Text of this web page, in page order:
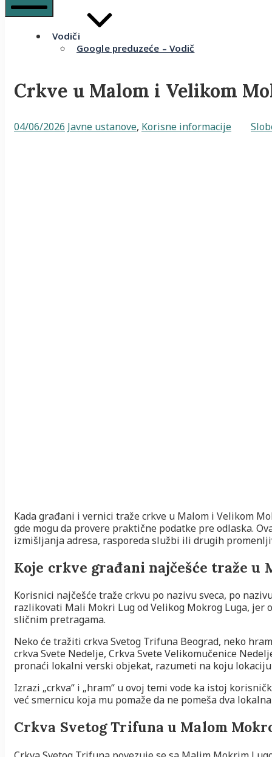
Vodiči
Google preduzeće – Vodič
Mobile
Crkve u Malom i Velikom
04/06/2026 02/06/2026
Javne ustanove, Korisne informacije
Kada građani i vernici traže crkve u Malom i Velikom
gde mogu da provere praktične podatke pre odlaska.
izmišljanja adresa, rasporeda službi ili drugih
Koje crkve građani najčešće traže u
Korisnici najčešće traže crkvu po nazivu sveca, po
razlikovati Mali Mokri Lug od Velikog Mokrog Luga,
sličnim pretragama.
Neko će tražiti crkva Svetog Trifuna Beograd, neko
crkva Svete Nedelje, Crkva Svete Velikomučenice
pronaći lokalni verski objekat, razumeti na koju
Izrazi „crkva“ i „hram“ u ovoj temi vode ka istoj
već smernicu koja mu pomaže da ne pomeša dva
Crkva Svetog Trifuna u Malom